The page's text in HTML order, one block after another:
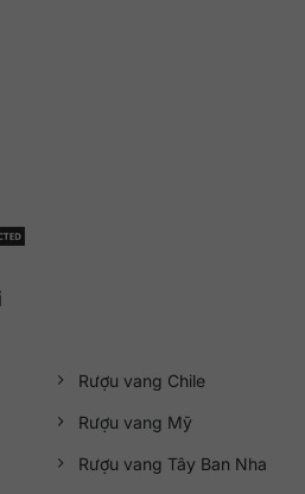
Rượu vang Chile
Rượu vang Mỹ
Rượu vang Tây Ban Nha